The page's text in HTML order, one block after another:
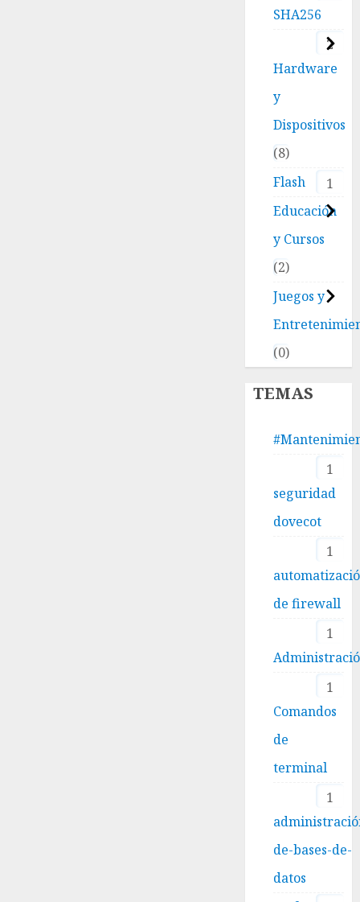
SHA256
2
Hardware
y
Dispositivos
8
Flash
1
Educación
y Cursos
2
Juegos y
0
TEMAS
1
seguridad
dovecot
1
de firewall
1
1
Comandos
de
terminal
1
de-bases-de-
datos